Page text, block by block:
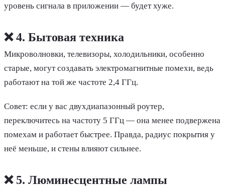
уровень сигнала в приложении — будет хуже.
❌ 4. Бытовая техника
Микроволновки, телевизоры, холодильники, особенно
старые, могут создавать электромагнитные помехи, ведь
работают на той же частоте 2,4 ГГц.
Совет: если у вас двухдиапазонный роутер,
переключитесь на частоту 5 ГГц — она менее подвержена
помехам и работает быстрее. Правда, радиус покрытия у
неё меньше, и стены влияют сильнее.
❌ 5. Люминесцентные лампы